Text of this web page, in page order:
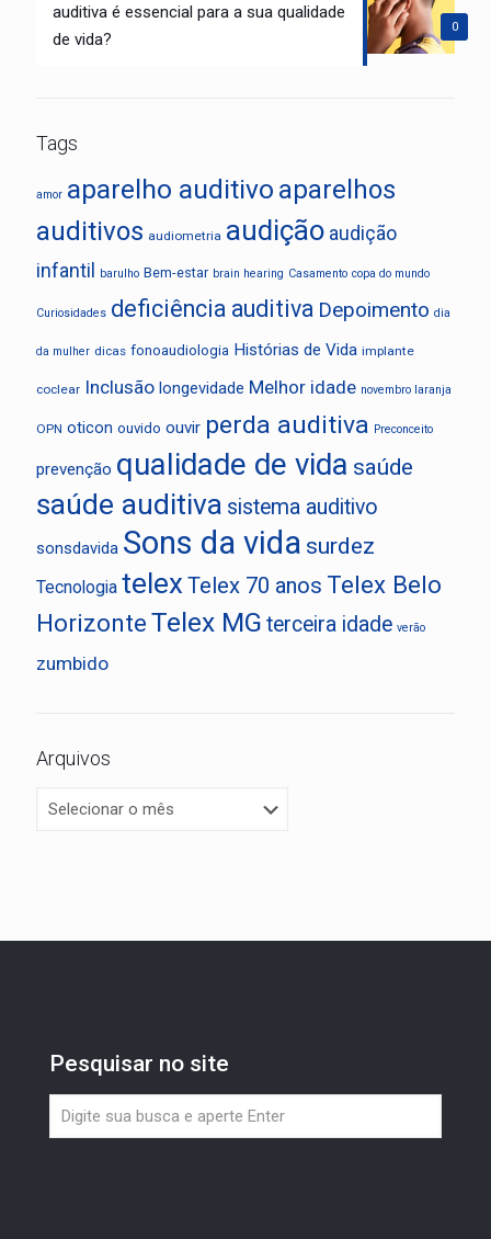
0
auditiva é essencial para a sua qualidade
de vida?
Tags
amor aparelho auditivo aparelhos
auditivos audiometria audição audição
infantil
barulho Bem-estar brain hearing Casamento copa do mundo
Curiosidades deficiência auditiva Depoimento dia
da mulher dicas fonoaudiologia Histórias de Vida implante
coclear Inclusão longevidade Melhor idade novembro laranja
OPN oticon ouvido ouvir perda auditiva Preconceito
prevenção qualidade de vida saúde
saúde auditiva sistema auditivo
sonsdavida Sons da vida surdez
Tecnologia telex Telex 70 anos Telex Belo
HorizonteTelex MG terceira idade verão
zumbido
Arquivos
Pesquisar no site